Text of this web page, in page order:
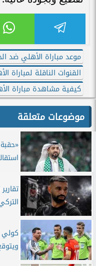
موعد مباراة الأهلي ضد
القنوات الناقلة لمباراة
كيفية مشاهدة مباراة
موضوعات متعلقة